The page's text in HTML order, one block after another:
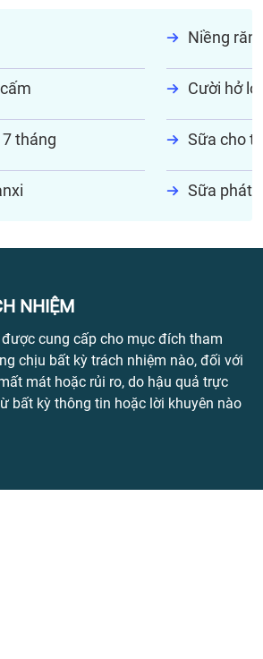
Niềng
Cười hở lợi
tháng Sữa cho
Sữa phát
NHIỆM
cung cấp cho mục đích tham
chịu bất kỳ trách nhiệm nào, đối với
mát hoặc rủi ro, do hậu quả trực
bất kỳ thông tin hoặc lời khuyên nào